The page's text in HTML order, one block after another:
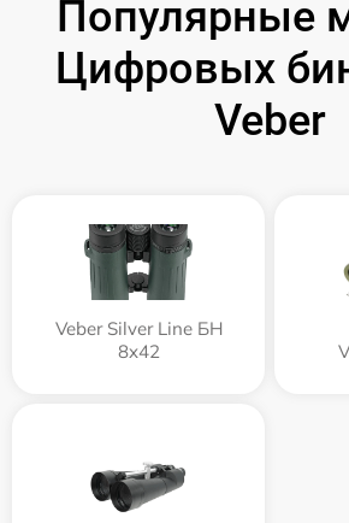
Популярные
Цифровых
Veber
Veber Silver Line БН
8x42